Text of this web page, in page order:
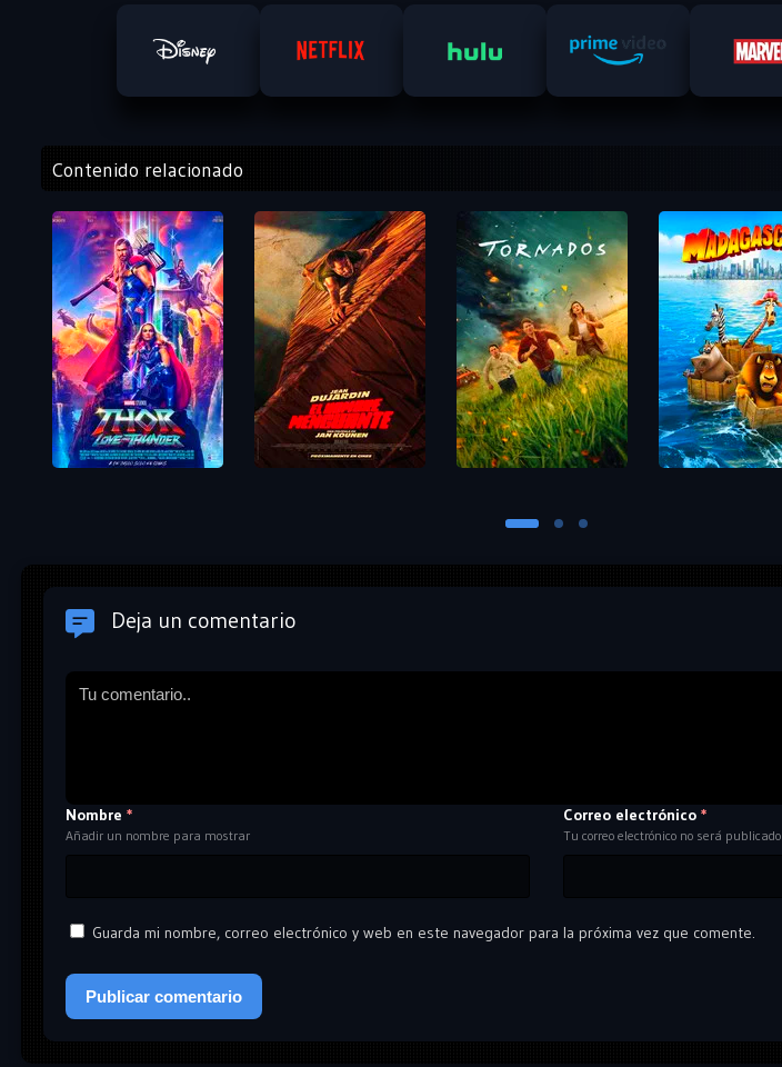
Contenido relacionado
Deja un comentario
Nombre *
Añadir un nombre para mostrar
Correo electrónico *
Tu correo electrónico no será publicado
Guarda mi nombre, correo electrónico y web en este navegador para la próxima vez que comente.